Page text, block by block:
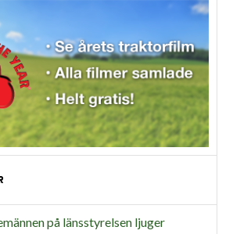
på länsstyrelsen ljuger